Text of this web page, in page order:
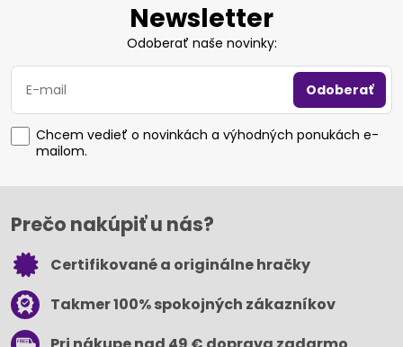
Newsletter
Odoberať naše novinky:
Odoberať
Chcem vedieť o novinkách a výhodných ponukách e-
mailom.
Prečo nakúpiť u nás?
Certifikované a originálne hračky
Takmer 100% spokojných zákazníkov